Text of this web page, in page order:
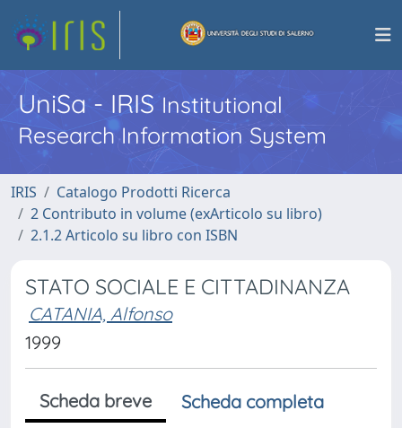
UniSa - IRISInstitutional
Research Information System
IRIS
Catalogo Prodotti Ricerca
2 Contributo in volume (exArticolo su libro)
2.1.2 Articolo su libro con ISBN
STATO SOCIALE E CITTADINANZA
CATANIA, Alfonso
1999
Scheda breve
Scheda completa